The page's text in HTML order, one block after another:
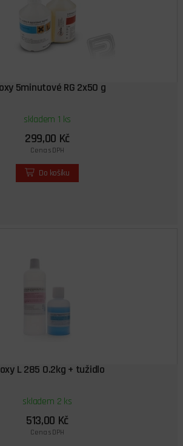
5minutové RG 2x50 g
skladem 1 ks
299,00 Kč
Cena s DPH
Do košíku
L 285 0.2kg + tužidlo
skladem 2 ks
513,00 Kč
Cena s DPH